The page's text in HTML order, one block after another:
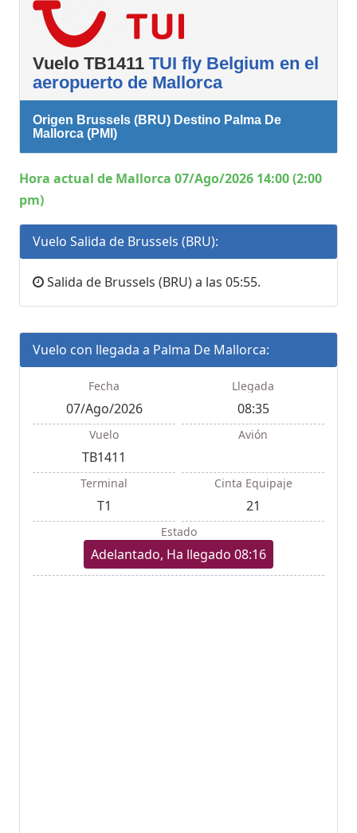
Vuelo TB1411 TUI fly Belgium en el
aeropuerto de Mallorca
Origen Brussels (BRU) Destino Palma De
Mallorca (PMI)
Hora actual de Mallorca 07/Ago/2026 14:00 (2:00
pm)
Vuelo Salida de Brussels (BRU):
Salida de Brussels (BRU) a las 05:55.
Vuelo con llegada a Palma De Mallorca:
Fecha
07/Ago/2026
Llegada
08:35
Vuelo
TB1411
Avión
Terminal
T1
Cinta Equipaje
21
Estado
Adelantado, Ha llegado 08:16